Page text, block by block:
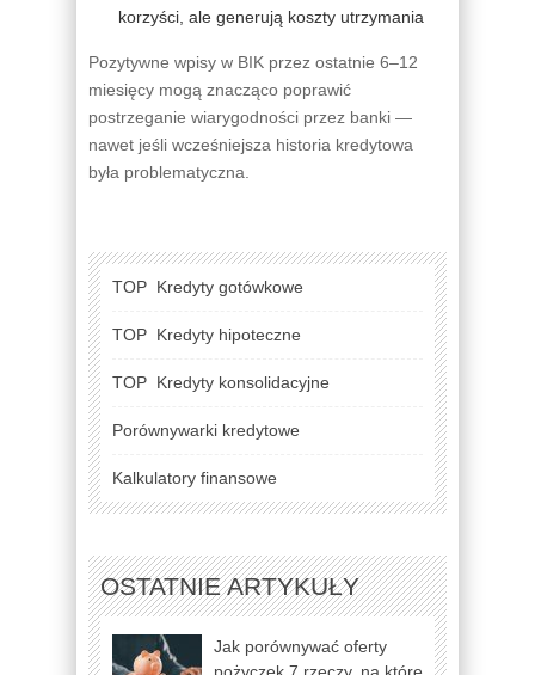
korzyści, ale generują koszty utrzymania
Pozytywne wpisy w BIK przez ostatnie 6–12
miesięcy mogą znacząco poprawić
postrzeganie wiarygodności przez banki —
nawet jeśli wcześniejsza historia kredytowa
była problematyczna.
TOP Kredyty gotówkowe
TOP Kredyty hipoteczne
TOP Kredyty konsolidacyjne
Porównywarki kredytowe
Kalkulatory finansowe
OSTATNIE ARTYKUŁY
Jak porównywać oferty
pożyczek 7 rzeczy, na które